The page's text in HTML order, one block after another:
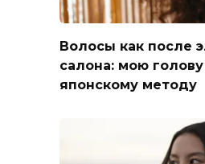
Волосы как после
салона: мою
японскому методу